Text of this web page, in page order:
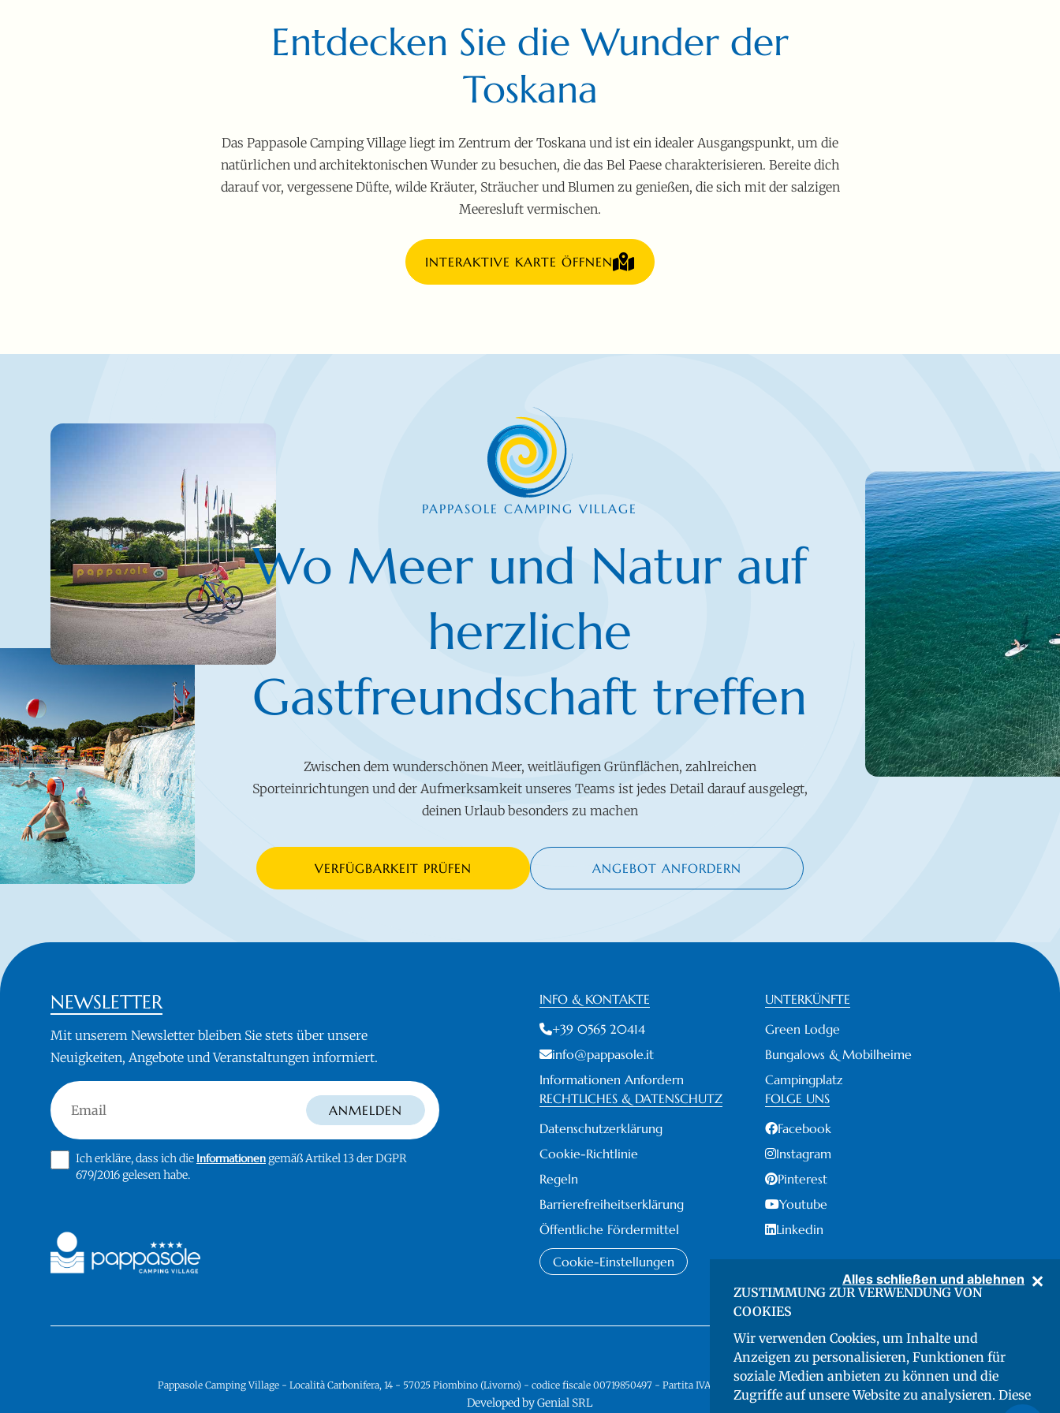
Alles schließen und ablehnen
ZUSTIMMUNG ZUR VERWENDUNG VON
COOKIES
Wir verwenden Cookies, um Inhalte und
Anzeigen zu personalisieren, Funktionen für
soziale Medien anbieten zu können und die
Zugriffe auf unsere Website zu analysieren. Diese
Entdecken Sie die Wunder der
Toskana
Das Pappasole Camping Village liegt im Zentrum der Toskana und ist ein idealer Ausgangspunkt, um die
natürlichen und architektonischen Wunder zu besuchen, die das Bel Paese charakterisieren. Bereite dich
darauf vor, vergessene Düfte, wilde Kräuter, Sträucher und Blumen zu genießen, die sich mit der salzigen
Meeresluft vermischen.
INTERAKTIVE KARTE ÖFFNEN
Wo Meer und Natur auf
herzliche
Gastfreundschaft treffen
PAPPASOLE CAMPING VILLAGE
Zwischen dem wunderschönen Meer, weitläufigen Grünflächen, zahlreichen
Sporteinrichtungen und der Aufmerksamkeit unseres Teams ist jedes Detail darauf ausgelegt,
deinen Urlaub besonders zu machen
VERFÜGBARKEIT PRÜFEN ANGEBOT ANFORDERN
NEWSLETTER
Mit unserem Newsletter bleiben Sie stets über unsere
Neuigkeiten, Angebote und Veranstaltungen informiert.
Email ANMELDEN
Ich erkläre, dass ich die Informationen gemäß Artikel 13 der DGPR
679/2016 gelesen habe.
INFO & KONTAKTE
+39 0565 20414
info@pappasole.it
Informationen Anfordern
UNTERKÜNFTE
Green Lodge
Bungalows & Mobilheime
Campingplatz
RECHTLICHES & DATENSCHUTZ
Datenschutzerklärung
Cookie-Richtlinie
Regeln
Barrierefreiheitserklärung
Öffentliche Fördermittel
Cookie-Einstellungen
FOLGE UNS
Facebook
Instagram
Pinterest
Youtube
Linkedin
Pappasole Camping Village - Località Carbonifera, 14 - 57025 Piombino (Livorno) - codice fiscale 00719850497 - Partita IVA: 01143690491 - CIN: IT049012B1L7RR4NGD
Developed by Genial SRL